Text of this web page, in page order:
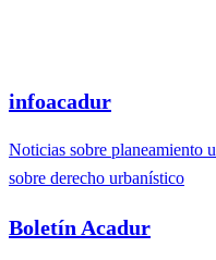
infoacadur
Noticias sobre planeamiento
sobre derecho urbanístico
Boletín Acadur